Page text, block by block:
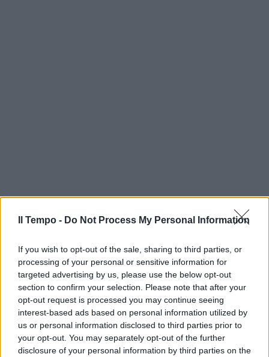
Il Tempo - Do Not Process My Personal Information
If you wish to opt-out of the sale, sharing to third parties, or
processing of your personal or sensitive information for
targeted advertising by us, please use the below opt-out
section to confirm your selection. Please note that after your
opt-out request is processed you may continue seeing
interest-based ads based on personal information utilized by
us or personal information disclosed to third parties prior to
your opt-out. You may separately opt-out of the further
disclosure of your personal information by third parties on the